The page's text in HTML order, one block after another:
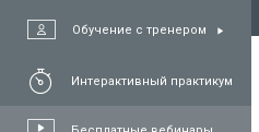
Обучение с тренером
Интерактивный практикум